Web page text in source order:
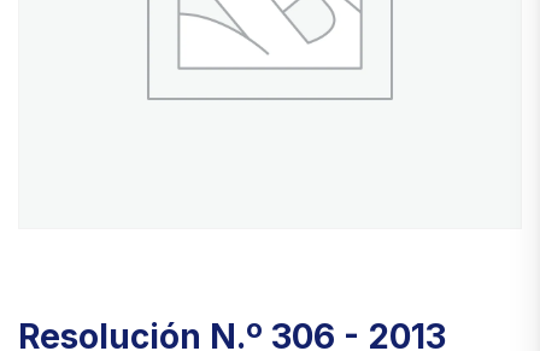
Resolución N.º 306 - 2013